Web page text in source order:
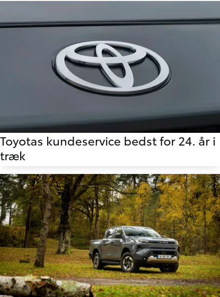
17.05.2026
Toyotas kundeservice bedst for 24. år i
træk